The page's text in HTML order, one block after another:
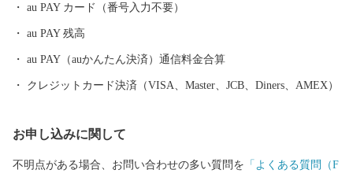
められている北海道横断自動車道(高速道路)の完成により今後、飛
躍的に物流機能が高まるものと期待されています。 また、特別天
然記念物｢タンチョウ｣や「阿寒湖のマリモ」をはじめとする世界
滞在にも適した地域と言えます。 ＜ワンストップ申請書送付先＞
au PAY カード（番号入力不要）
au PAY 残高
au PAY（auかんたん決済）通信料金合算
クレジットカード決済（VISA、Master、JCB、Diners、AMEX）
お申し込みに関して
不明点がある場合、お問い合わせの多い質問を 「よくある質問（F